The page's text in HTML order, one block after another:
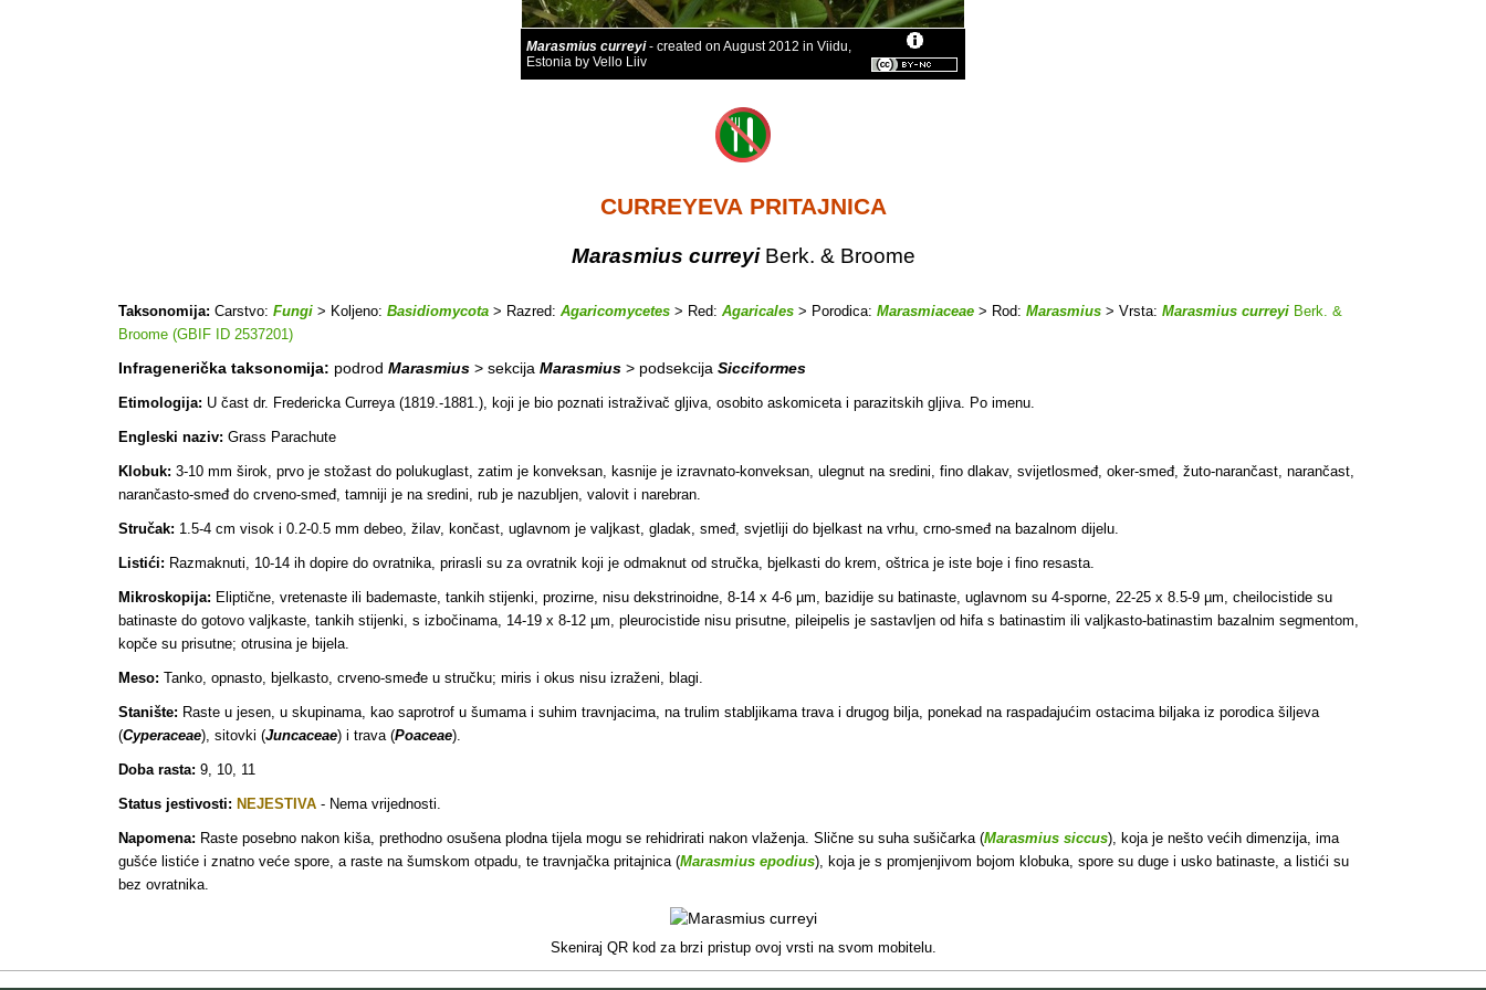
Marasmius curreyi- created on August 2012 in Viidu,
Estonia by Vello Liiv
CURREYEVA PRITAJNICA
Marasmius curreyi Berk. & Broome
Taksonomija: Carstvo: Fungi > Koljeno: Basidiomycota > Razred: Agaricomycetes > Red: Agaricales > Porodica: Marasmiaceae > Rod: Marasmius > Vrsta: Marasmius curreyi Berk. &
Broome (GBIF ID 2537201)
Infragenerička taksonomija: podrod Marasmius > sekcija Marasmius > podsekcija Sicciformes
Etimologija: U čast dr. Fredericka Curreya (1819.-1881.), koji je bio poznati istraživač gljiva, osobito askomiceta i parazitskih gljiva. Po imenu.
Engleski naziv: Grass Parachute
Klobuk: 3-10 mm širok, prvo je stožast do polukuglast, zatim je konveksan, kasnije je izravnato-konveksan, ulegnut na sredini, fino dlakav, svijetlosmeđ, oker-smeđ, žuto-narančast, narančast,
narančasto-smeđ do crveno-smeđ, tamniji je na sredini, rub je nazubljen, valovit i narebran.
Stručak: 1.5-4 cm visok i 0.2-0.5 mm debeo, žilav, končast, uglavnom je valjkast, gladak, smeđ, svjetliji do bjelkast na vrhu, crno-smeđ na bazalnom dijelu.
Listići: Razmaknuti, 10-14 ih dopire do ovratnika, prirasli su za ovratnik koji je odmaknut od stručka, bjelkasti do krem, oštrica je iste boje i fino resasta.
Mikroskopija: Eliptične, vretenaste ili bademaste, tankih stijenki, prozirne, nisu dekstrinoidne, 8-14 x 4-6 µm, bazidije su batinaste, uglavnom su 4-sporne, 22-25 x 8.5-9 µm, cheilocistide su
batinaste do gotovo valjkaste, tankih stijenki, s izbočinama, 14-19 x 8-12 µm, pleurocistide nisu prisutne, pileipelis je sastavljen od hifa s batinastim ili valjkasto-batinastim bazalnim segmentom,
kopče su prisutne; otrusina je bijela.
Meso: Tanko, opnasto, bjelkasto, crveno-smeđe u stručku; miris i okus nisu izraženi, blagi.
Stanište: Raste u jesen, u skupinama, kao saprotrof u šumama i suhim travnjacima, na trulim stabljikama trava i drugog bilja, ponekad na raspadajućim ostacima biljaka iz porodica šiljeva
(Cyperaceae), sitovki (Juncaceae) i trava (Poaceae).
Doba rasta: 9, 10, 11
Status jestivosti: NEJESTIVA - Nema vrijednosti.
Napomena: Raste posebno nakon kiša, prethodno osušena plodna tijela mogu se rehidrirati nakon vlaženja. Slične su suha sušičarka (Marasmius siccus), koja je nešto većih dimenzija, ima
gušće listiće i znatno veće spore, a raste na šumskom otpadu, te travnjačka pritajnica (Marasmius epodius), koja je s promjenjivom bojom klobuka, spore su duge i usko batinaste, a listići su
bez ovratnika.
Skeniraj QR kod za brzi pristup ovoj vrsti na svom mobitelu.